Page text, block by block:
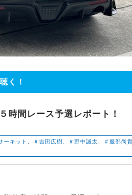
く！
時間レース予選レポート！
キット、＃吉田広樹、＃野中誠太、＃服部尚